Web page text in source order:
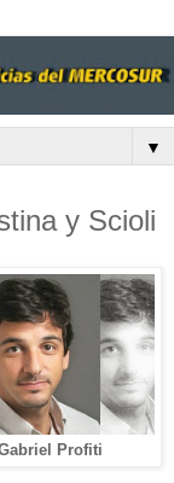
▼
y Scioli
Profiti